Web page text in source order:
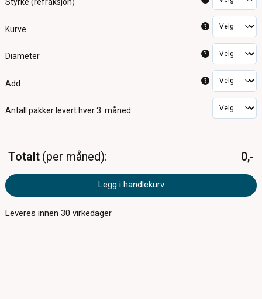
Kurve ?
Diameter ?
Add ?
Antall pakker levert hver 3. måned
Totalt per måned 0,-
Legg i handlekurv
Leveres innen30 virkedager